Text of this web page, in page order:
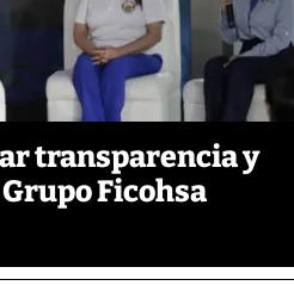
transparencia y
Ficohsa